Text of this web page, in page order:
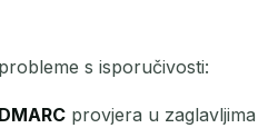
s isporučivosti:
provjera u zaglavljima